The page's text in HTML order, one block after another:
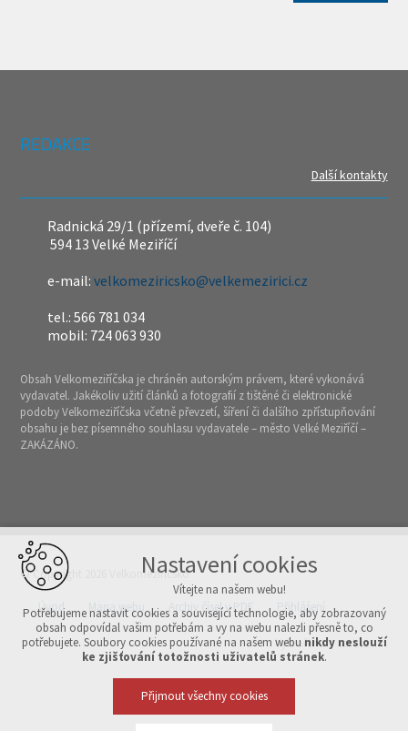
REDAKCE
Další kontakty
Radnická 29/1 (přízemí, dveře č. 104)
594 13 Velké Meziříčí
e-mail:velkomeziricsko@velkemezirici.cz
tel.: 566 781 034
mobil: 724 063 930
Obsah Velkomeziříčska je chráněn autorským právem, které vykonává
vydavatel. Jakékoliv užití článků a fotografií z tištěné či elektronické
podoby Velkomeziříčska včetně převzetí, šíření či dalšího zpřístupňování
obsahu je bez písemného souhlasu vydavatele – město Velké Meziříčí –
ZAKÁZÁNO.
© Copyright 2026 Velkomeziříčsko
Úvod Mapa webu Archiv čísel v PDF Přihlášení
Vytvořeno v xart.cz
Nastavení cookies
Vítejte na našem webu!
Potřebujeme nastavit cookies a související technologie, aby zobrazovaný
obsah odpovídal vašim potřebám a vy na webu nalezli přesně to, co
potřebujete. Soubory cookies používané na našem webu nikdy neslouží
ke zjišťování totožnosti uživatelů stránek.
Přijmout všechny cookies